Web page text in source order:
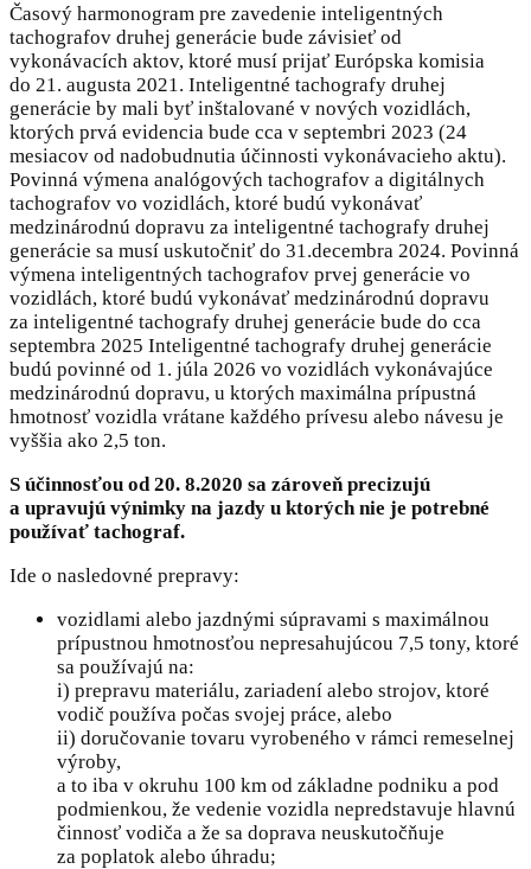
Časový harmonogram pre zavedenie inteligentných
tachografov druhej generácie bude závisieť od
vykonávacích aktov, ktoré musí prijať Európska komisia
do 21. augusta 2021. Inteligentné tachografy druhej
generácie by mali byť inštalované v nových vozidlách,
ktorých prvá evidencia bude cca v septembri 2023 (24
mesiacov od nadobudnutia účinnosti vykonávacieho aktu).
Povinná výmena analógových tachografov a digitálnych
tachografov vo vozidlách, ktoré budú vykonávať
medzinárodnú dopravu za inteligentné tachografy druhej
generácie sa musí uskutočniť do 31.decembra 2024. Povinná
výmena inteligentných tachografov prvej generácie vo
vozidlách, ktoré budú vykonávať medzinárodnú dopravu
za inteligentné tachografy druhej generácie bude do cca
septembra 2025 Inteligentné tachografy druhej generácie
budú povinné od 1. júla 2026 vo vozidlách vykonávajúce
medzinárodnú dopravu, u ktorých maximálna prípustná
hmotnosť vozidla vrátane každého prívesu alebo návesu je
vyššia ako 2,5 ton.
S účinnosťou od 20. 8.2020 sa zároveň precizujú
a upravujú výnimky na jazdy u ktorých nie je potrebné
používať tachograf.
Ide o nasledovné prepravy:
vozidlami alebo jazdnými súpravami s maximálnou
prípustnou hmotnosťou nepresahujúcou 7,5 tony, ktoré
sa používajú na:
i) prepravu materiálu, zariadení alebo strojov, ktoré
vodič používa počas svojej práce, alebo
ii) doručovanie tovaru vyrobeného v rámci remeselnej
výroby,
a to iba v okruhu 100 km od základne podniku a pod
podmienkou, že vedenie vozidla nepredstavuje hlavnú
činnosť vodiča a že sa doprava neuskutočňuje
za poplatok alebo úhradu;